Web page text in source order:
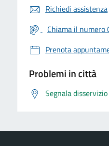
Richiedi assistenza
Chiama il
Prenota
Problemi in città
Segnala disservizio